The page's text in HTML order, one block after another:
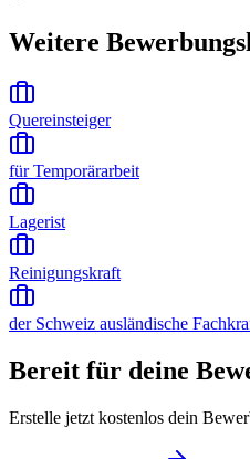
Weitere
Quereinsteiger
für Temporärarbeit
Lagerist
Reinigungskraft
der Schweiz ausländische
Bereit für deine
Erstelle jetzt kostenlos dein